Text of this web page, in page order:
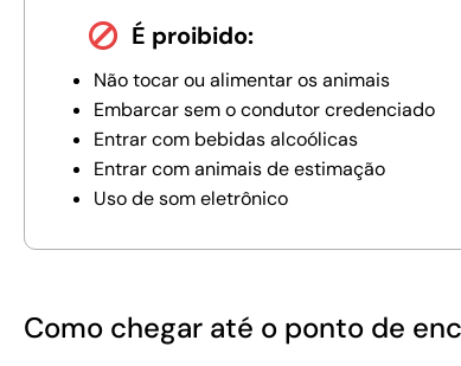
É proibido:
Não tocar ou alimentar os animais
Embarcar sem o condutor credenciado
Entrar com bebidas alcoólicas
Entrar com animais de estimação
Uso de som eletrônico
Como chegar até o ponto de